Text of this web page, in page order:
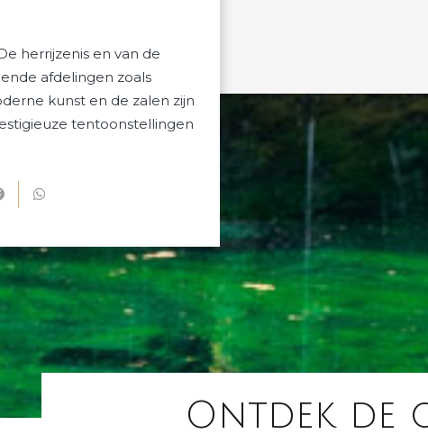
herrijzenis en van de
afdelingen zoals
kunst en de zalen zijn
tentoonstellingen
Ontdek de